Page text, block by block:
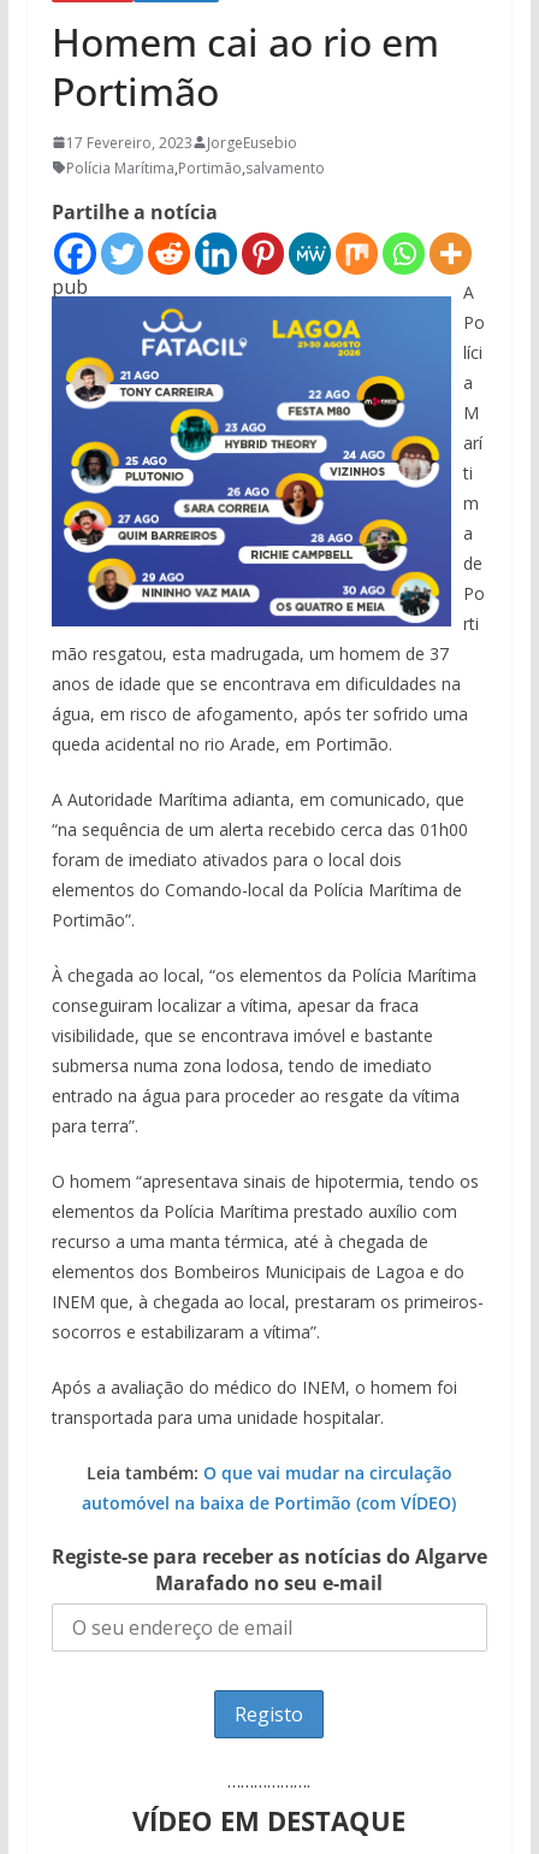
Homem cai ao rio em
Portimão
17 Fevereiro, 2023
JorgeEusebio
Polícia Marítima,Portimão,salvamento
Partilhe a notícia
pub
A
Po
líci
a
M
arí
ti
m
a
de
Po
rti
mão resgatou, esta madrugada, um homem de 37
anos de idade que se encontrava em dificuldades na
água, em risco de afogamento, após ter sofrido uma
queda acidental no rio Arade, em Portimão.
A Autoridade Marítima adianta, em comunicado, que
“na sequência de um alerta recebido cerca das 01h00
foram de imediato ativados para o local dois
elementos do Comando-local da Polícia Marítima de
Portimão”.
À chegada ao local, “os elementos da Polícia Marítima
conseguiram localizar a vítima, apesar da fraca
visibilidade, que se encontrava imóvel e bastante
submersa numa zona lodosa, tendo de imediato
entrado na água para proceder ao resgate da vítima
para terra”.
O homem “apresentava sinais de hipotermia, tendo os
elementos da Polícia Marítima prestado auxílio com
recurso a uma manta térmica, até à chegada de
elementos dos Bombeiros Municipais de Lagoa e do
INEM que, à chegada ao local, prestaram os primeiros-
socorros e estabilizaram a vítima”.
Após a avaliação do médico do INEM, o homem foi
transportada para uma unidade hospitalar.
Leia também: O que vai mudar na circulação
automóvel na baixa de Portimão (com VÍDEO)
Registe-se para receber as notícias do Algarve
Marafado no seu e-mail
……………….
VÍDEO EM DESTAQUE